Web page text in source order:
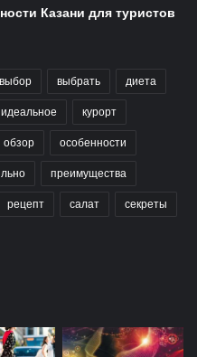
Казани для туристов
выбор выбрать диета
идеальное курорт
обзор особенности
преимущества
рецепт салат секреты